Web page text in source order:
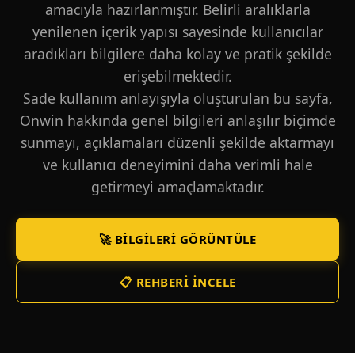
amacıyla hazırlanmıştır. Belirli aralıklarla
yenilenen içerik yapısı sayesinde kullanıcılar
aradıkları bilgilere daha kolay ve pratik şekilde
erişebilmektedir.
Sade kullanım anlayışıyla oluşturulan bu sayfa,
Onwin hakkında genel bilgileri anlaşılır biçimde
sunmayı, açıklamaları düzenli şekilde aktarmayı
ve kullanıcı deneyimini daha verimli hale
getirmeyi amaçlamaktadır.
🚀 BILGILERI GÖRÜNTÜLE
📋 REHBERI İNCELE